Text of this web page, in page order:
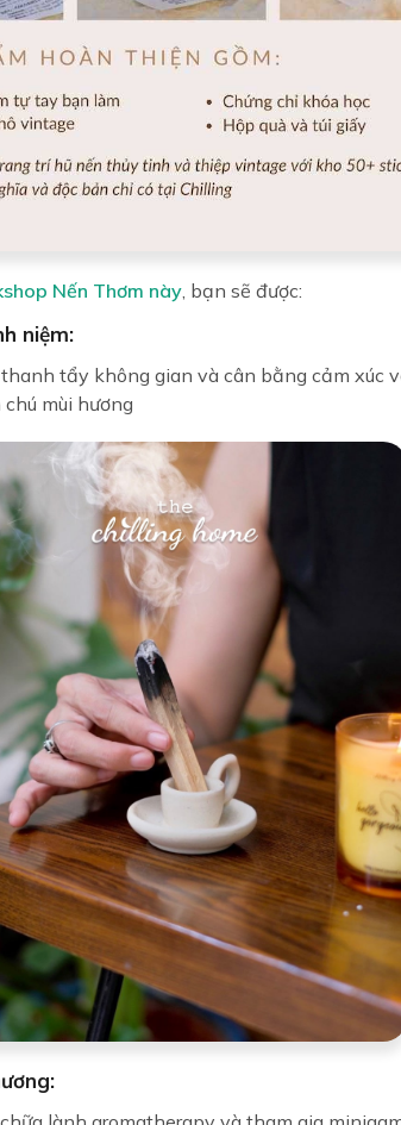
Nến Thơm này , bạn sẽ được:
niệm:
tẩy không gian và cân bằng cảm xúc
mùi hương